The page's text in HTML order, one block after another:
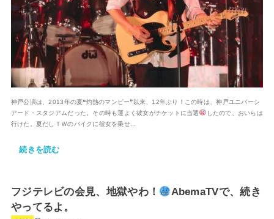
神戸公演は、2013年の夏❝灼熱のマンピー❞以来、12年ぶり！この時は、神戸ユニバーシ
アード・スタジアムだった。その時も運よく彼女がチケットに当選
したので、おいらは
行けた。夏だしＴＷのバイクに彼女を乗せ...
続きを読む
フジテレビの会見、地獄やわ！
AbemaTVで、続き
やってるよ。